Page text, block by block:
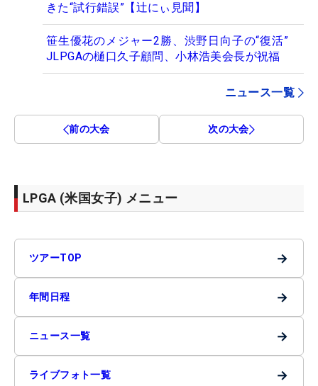
きた“試行錯誤”【辻にぃ見聞】
笹生優花のメジャー2勝、渋野日向子の“復活”
JLPGAの樋口久子顧問、小林浩美会長が祝福
ニュース一覧
前の大会 次の大会
LPGA (米国女子) メニュー
ツアーTOP →
年間日程 →
ニュース一覧 →
ライブフォト一覧 →